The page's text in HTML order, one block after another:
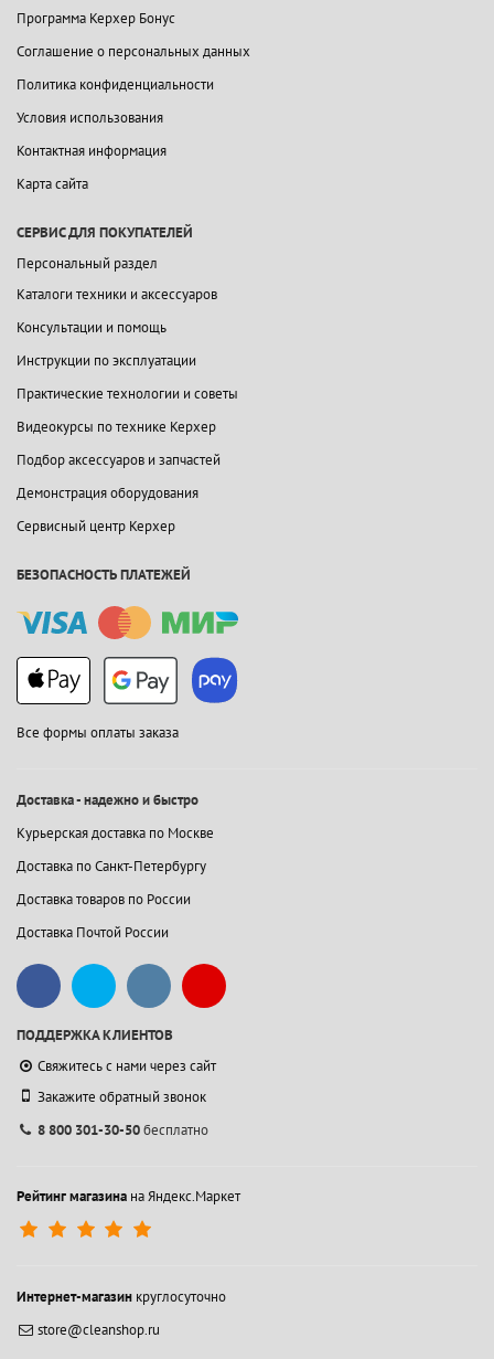
Программа Керхер Бонус
Соглашение о персональных данных
Политика конфиденциальности
Условия использования
Контактная информация
Карта сайта
СЕРВИС ДЛЯ ПОКУПАТЕЛЕЙ
Персональный раздел
Каталоги техники и аксессуаров
Консультации и помощь
Инструкции по эксплуатации
Практические технологии и советы
Видеокурсы по технике Керхер
Подбор аксессуаров и запчастей
Демонстрация оборудования
Сервисный центр Керхер
БЕЗОПАСНОСТЬ ПЛАТЕЖЕЙ
Все формы оплаты заказа
Доставка - надежно и быстро
Курьерская доставка по Москве
Доставка по Санкт-Петербургу
Доставка товаров по России
Доставка Почтой России
ПОДДЕРЖКА КЛИЕНТОВ
Свяжитесь с нами через сайт
Закажите обратный звонок
8 800 301-30-50бесплатно
Рейтинг магазина на Яндекс.Маркет
Интернет-магазин круглосуточно
store@cleanshop.ru